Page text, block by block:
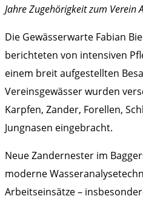
Jahre Zugehörigkeit zum Verein
Die Gewässerwarte Fabian
berichteten von intensiven
einem breit aufgestellten
Vereinsgewässer wurden
Karpfen, Zander, Forellen,
Jungnasen eingebracht.
Neue Zandernester im
moderne
Arbeitseinsätze –